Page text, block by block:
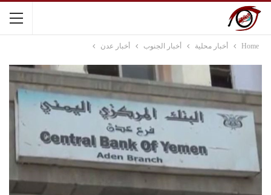
Home أخبار محلية أخبار الجنوب أخبار عدن